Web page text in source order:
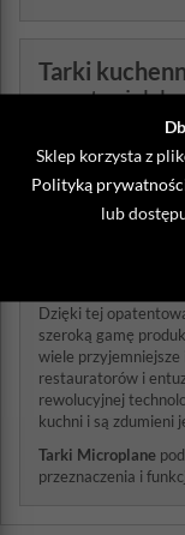
Sklep korzysta z
Polityką
lub
Tarki
są ostre jak
aromat
producentów tarek
przez co krawędzie
precyzyjne, ostre
trawienia
Akcesoria
Dzięki tej
szeroką gamę
wiele przyjemniejsze
restauratorów i
rewolucyjnej
kuchni i są zdumieni
Tarki Microplane
przeznaczenia i